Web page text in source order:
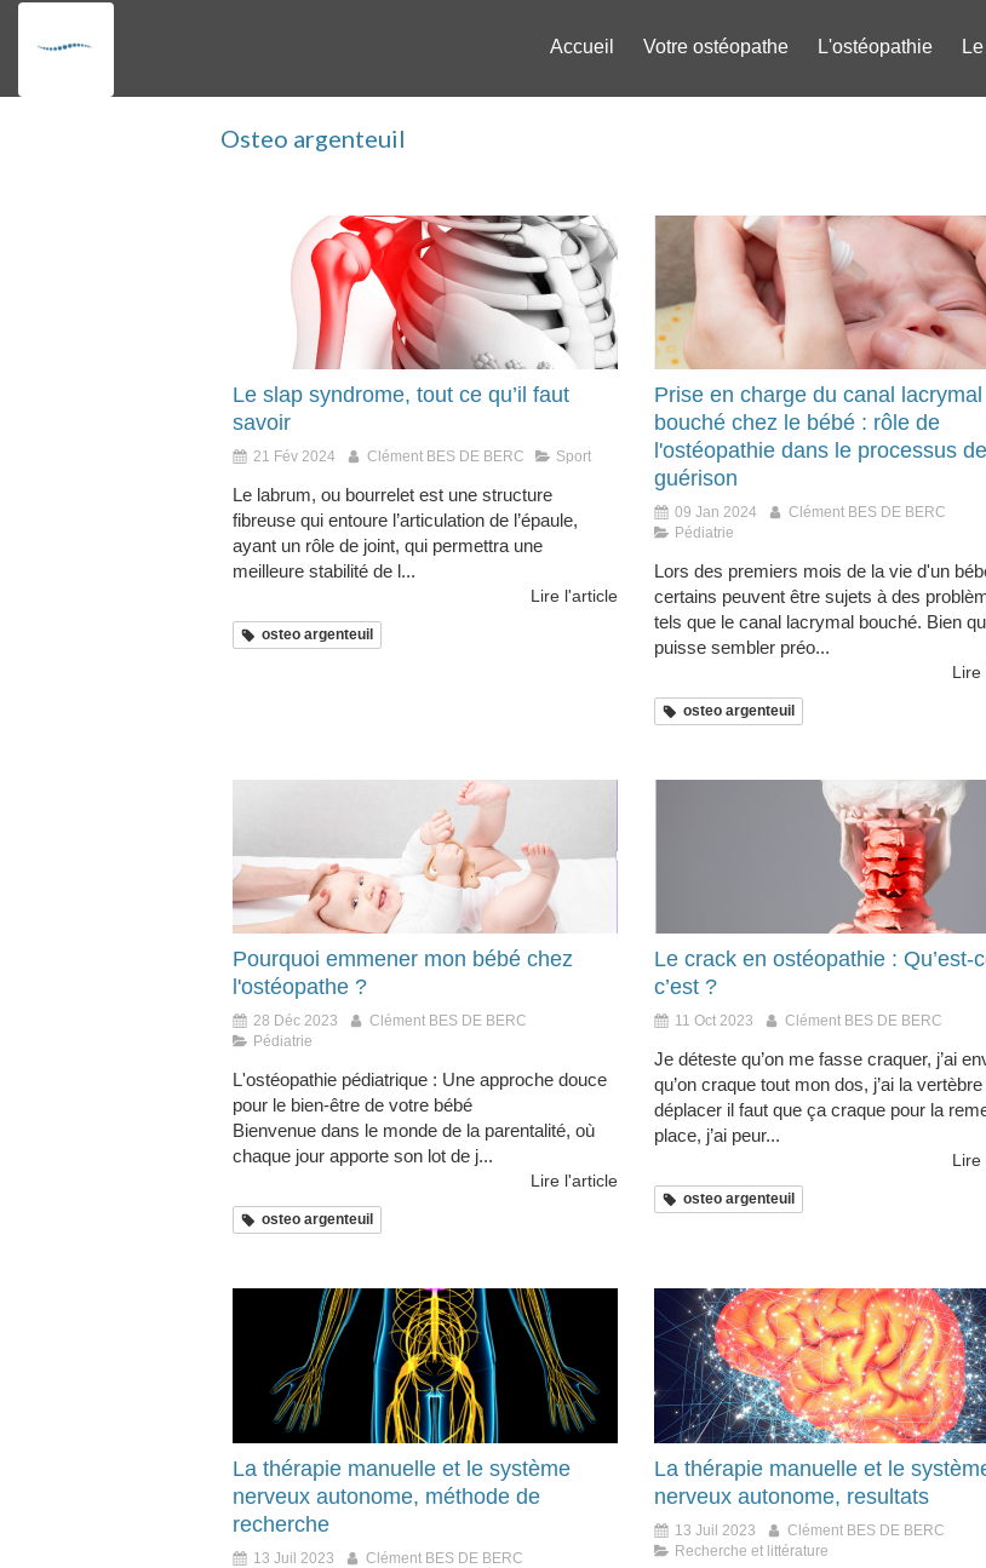
Accueil Votre ostéopathe L'ostéopathie
Osteo argenteuil
Le slap syndrome, tout ce qu’il faut
savoir
21 Fév 2024 Clément BES DE BERC Sport
Le labrum, ou bourrelet est une structure
fibreuse qui entoure l’articulation de l’épaule,
ayant un rôle de joint, qui permettra une
meilleure stabilité de l...
Lire l'article
osteo argenteuil
Prise en charge du canal lacrymal
bouché chez le bébé : rôle de
l'ostéopathie dans le processus de
guérison
09 Jan 2024
Clément BES DE BERC
Pédiatrie
Lors des premiers mois de la vie d'un
certains peuvent être sujets à des
tels que le canal lacrymal bouché. Bien
puisse sembler préo...
Lire
osteo argenteuil
Pourquoi emmener mon bébé chez
l'ostéopathe ?
28 Déc 2023
Clément BES DE BERC
Pédiatrie
L'ostéopathie pédiatrique : Une approche douce
pour le bien-être de votre bébé
Bienvenue dans le monde de la parentalité, où
chaque jour apporte son lot de j...
Lire l'article
osteo argenteuil
Le crack en ostéopathie : Qu’est-
c’est ?
11 Oct 2023 Clément BES DE BERC
Je déteste qu’on me fasse craquer, j’ai
qu’on craque tout mon dos, j’ai la vertèbre
déplacer il faut que ça craque pour la
place, j’ai peur...
Lire
osteo argenteuil
La thérapie manuelle et le système
nerveux autonome, méthode de
recherche
13 Juil 2023
Clément BES DE BERC
La thérapie manuelle et le
nerveux autonome, resultats
13 Juil 2023
Clément BES DE BERC
Recherche et littérature